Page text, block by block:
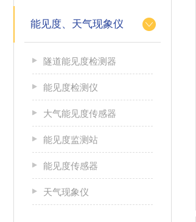
能见度、天气现象仪
隧道能见度检测器
能见度检测仪
大气能见度传感器
能见度监测站
能见度传感器
天气现象仪